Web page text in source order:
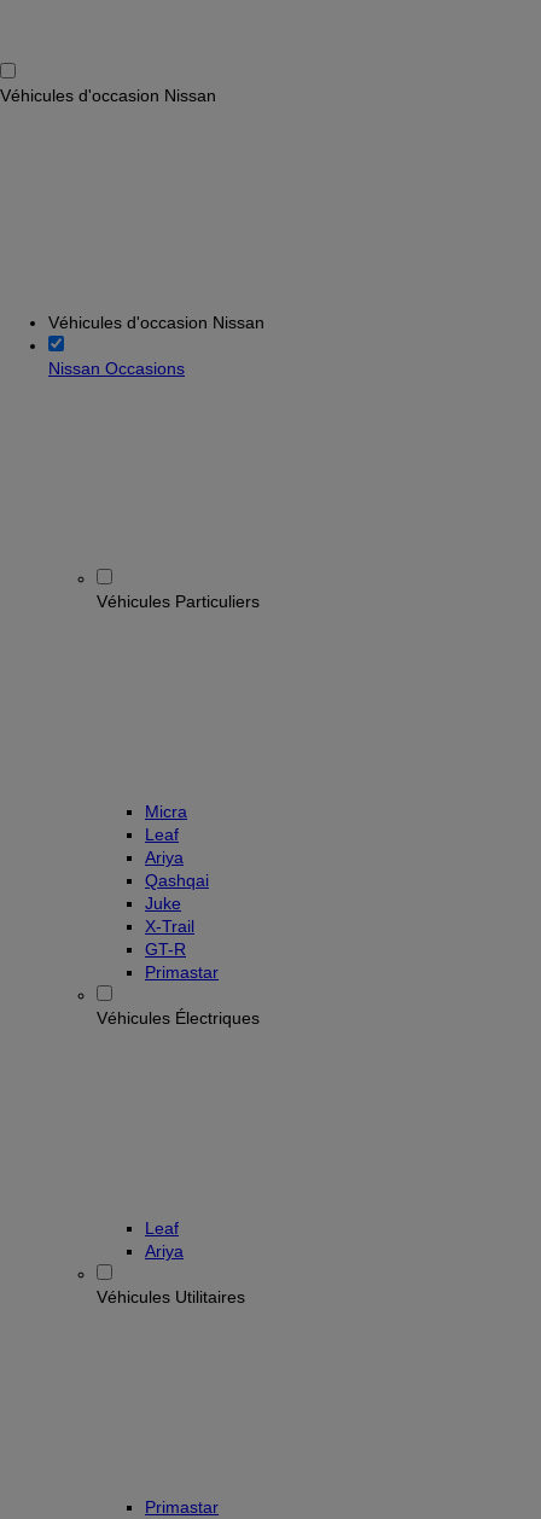
Véhicules d'occasion Nissan
Véhicules d'occasion Nissan
Nissan Occasions
Véhicules Particuliers
Micra
Leaf
Ariya
Qashqai
Juke
X-Trail
GT-R
Primastar
Véhicules Électriques
Leaf
Ariya
Véhicules Utilitaires
Primastar